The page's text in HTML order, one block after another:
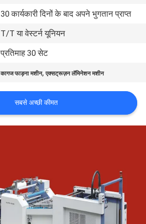
30 कार्यकारी दिनों के बाद अपने भुगतान प्राप्त
T/T या वेस्टर्न यूनियन
प्रतिमाह 30 सेट
कागज फाड़ना मशीन,एक्सट्रूज़न लॅमिनेशन मशीन
सबसे अच्छी कीमत